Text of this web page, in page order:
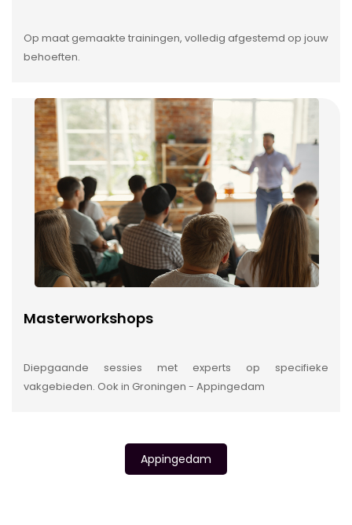
Op maat gemaakte trainingen, volledig afgestemd op jouw
behoeften.
Masterworkshops
Diepgaande sessies met experts op specifieke
vakgebieden. Ook in Groningen - Appingedam
Appingedam